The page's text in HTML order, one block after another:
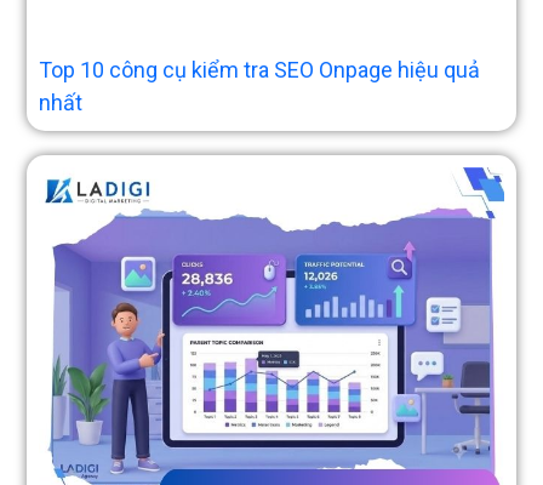
Top 10 công cụ kiểm tra SEO Onpage hiệu quả
nhất